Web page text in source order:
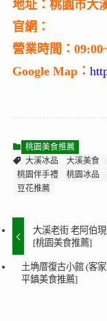
地址：桃園市大
官網：
營業時間：
Google Map：
桃園美食推薦
大溪冰品
大溪美食
桃園伴手禮
桃園冰品
豆花推薦
大溪老街 老阿伯
[桃園美食推薦]
土埆厝復古小館 (客
平鎮美食推薦]